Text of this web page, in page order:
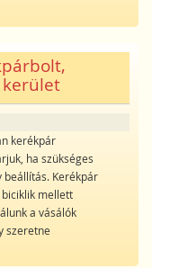
kerület
kerékpár
ha szükséges
beállítás. Kerékpár
mellett
a vásálók
szeretne